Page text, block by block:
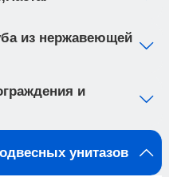
унитаз с
выполнен из
особенности
грязи и бактерий
брызг и
время использования
из нержавеющей
и
унитазов